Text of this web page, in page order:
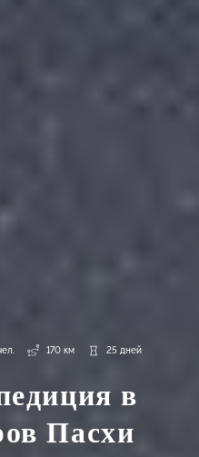
170 км 25 дней
в
Пасхи